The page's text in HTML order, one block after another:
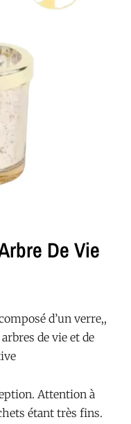
De Vie
d’un verre,,
de vie et de
Attention à
étant très fins.